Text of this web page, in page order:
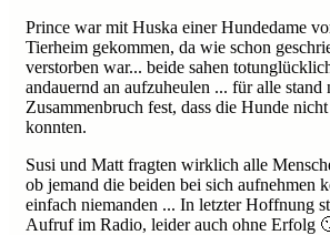
Prince war mit Huska einer Hundedame
Tierheim gekommen, da wie schon
verstorben war... beide sahen
andauernd an aufzuheulen ... für alle stand
Zusammenbruch fest, dass die Hunde
konnten.
Susi und Matt fragten wirklich alle
ob jemand die beiden bei sich aufnehmen
einfach niemanden ... In letzter Hoffnung
Aufruf im Radio, leider auch ohne Erfolg